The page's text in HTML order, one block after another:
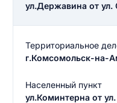
ул.Державина от ул.
Территориальное
г.Комсомольск-на-
Населенный пункт
ул.Коминтерна от